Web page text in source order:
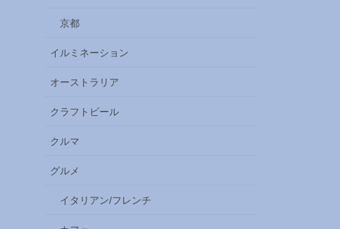
京都
イルミネーション
オーストラリア
クラフトビール
クルマ
グルメ
イタリアン/フレンチ